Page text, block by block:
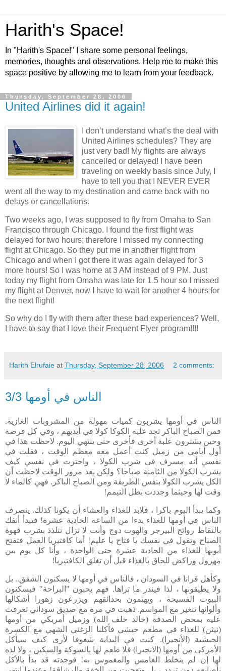
Harith's Space!
In "Harith's Space!" I share some personal feelings,
memories, thoughts and observations. Help me to make this
space positive by allowing me to learn from your feedback.
Thursday, September 28, 2006
United Airlines did it again!
I don’t understand what’s the deal with
United Airlines schedules? They are
just very bad! My flights are always
cancelled or delayed! I have been
traveling on weekly basis since July, I
have to tell you that I NEVER EVER
went all the way to my destination and came back with no
delays or cancellations.
Two weeks ago, I was supposed to fly from Omaha to San
Francisco through Chicago. I found the first flight was
delayed for two hours; therefore I missed my connecting
flight atChicago. So they put me in another flight from
Chicago and when I got there it was again delayed for 3
more hours! So I was home at3 AM instead of9 PM. Just
today my flight from Omaha was late for 1.5 hour so I missed
my flight at Denver, now I have to wait for another 4 hours for
the next flight!
So why do I fly with them after these bad experiences? Well,
I have to say that I love their Frequent Flyer program!!!!
Harith Elrufaie at Thursday, September 28, 2006 2 comments:
الناس في أومها 3/3
الناس في أومها يشربون كميات مهولة من المشروبات الغازية.
فمن الصباح الباكر تجد علبة الكوكا كولا في أيديهم ، وفي كل فرصة
وحين يشترون علبة أخرى فأخرى حتى ينتهي اليوم. لاحظت هذا في
أول أيامي من زميل كنت أعمل معه معظم الوقت ، فقلت في
نفسي أنه مسرف في شرب الكولا ، واحترت في نفسي كيف
يشرب الكولا من الثامنة صباحا؟ ولكن بعد مرور الوقت لاحظت أن
الكل يشرب الكولا بنفس الطريقة ومن الصباح الباكر. فهي كالماء لا
وقت لها وحيثما وجددت بطل التيمم!
وكما يبدأ اليوم باكرا ، فلابد للغذاء والعشاء أن يكونا كذلك. ينصرف
الناس في أومها للغذاء بدءا من الساعة الحادية عشرة! فتبدأ أنفك
بالتقاط روائح البيرجر والهوت دوج وأنت لا تزال تتلذذ بشرب قهوة
الصباح وتقول في نفسك يا فتاح يا عليم! أما كافتيريا العمل فتفتح
أبوبها للغذاء من الحادية عشرة حتى الواحدة ، وأنا كل يوم بين
مهرول وراكض للحاق بالغذاء قبل أن تغلق الكافتيريا!
وكأهل قرانا في السودان ، فالناس في أومها لا يسكنون الشقق.. بل
ولا يطيقونها ، لذا فيندر ما تراها. فهم يحبون "البراحة" فيسكنون
البيوت الفسيحة ، ويهتمون بحدائقهم ويزرعون زهورا أشكالها
وألوانها تتغير مع المواسم. ذهبت في مرة مع صديق سوداني تعرفت
عليه بمحض الصدفة (خالد خلف الله) وزميل أمريكي من أومها
(نيثن) للغذاء في مطعم حبشي فأكلنا الزغني الشهي مع الكسرة
الحبشية (الأنجيرا). كنت في البداية شغوفا لأرى كيف سيأكل
الأمركي من أومها (الانجيرا) فلا طعم لها بالشوكة والسكين ، ولا لذه
لها إن لم ينخلط الغامس والمغموس به! فوجدته قد بدأ بالأكل